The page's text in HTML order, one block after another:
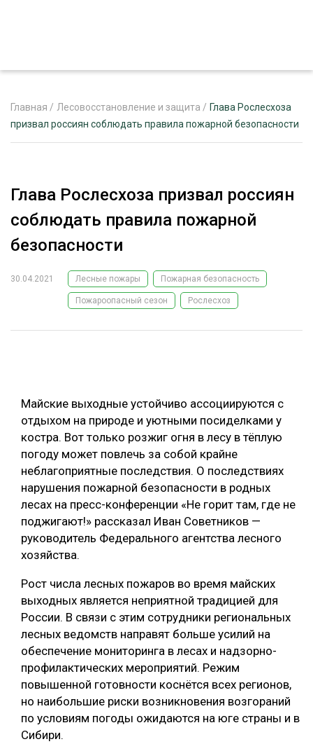
РЕКЛАМОДАТЕЛЯМ
ЛЕСНОЕ ХОЗЯЙСТВО
ЛЕСОЗАГОТОВКА
ОБРАБОТКА ДРЕВЕСИНЫ
ЛЕСОВОССТАНОВЛЕНИЕ И ЗАЩИТА
ЛОГИСТИКА
ПРОИЗВОДСТВО ДРЕВЕСНЫХ ПЛИТ
ЦБП
КОМПЛЕКСНАЯ ПЕРЕРАБОТКА
ЛЕСОПИЛЕНИЕ
БЕЗОПАСНОЕ ПРОИЗВОДСТВО
СОРТИРОВКА ДРЕВЕСИНЫ
СУШКА ДРЕВЕСИНЫ
МЕБЕЛЬНОЕ ПРОИЗВОДСТВО
ТЕМАТИЧЕСКИЕ ПРОЕКТЫ
ЭКСПЕРТНОЕ МНЕНИЕ
Главная / Лесовосстановление и защита / Глава Рослесхоза
призвал россиян соблюдать правила пожарной безопасности
Глава Рослесхоза призвал россиян
соблюдать правила пожарной
безопасности
30.04.2021 Лесные пожары Пожарная безопасность
Пожароопасный сезон Рослесхоз
Майские выходные устойчиво ассоциируются с
отдыхом на природе и уютными посиделками у
костра. Вот только розжиг огня в лесу в тёплую
погоду может повлечь за собой крайне
неблагоприятные последствия. О последствиях
нарушения пожарной безопасности в родных
лесах на пресс-конференции «Не горит там, где не
поджигают!» рассказал Иван Советников —
руководитель Федерального агентства лесного
хозяйства.
Рост числа лесных пожаров во время майских
выходных является неприятной традицией для
России. В связи с этим сотрудники региональных
лесных ведомств направят больше усилий на
обеспечение мониторинга в лесах и надзорно-
профилактических мероприятий. Режим
повышенной готовности коснётся всех регионов,
но наибольшие риски возникновения возгораний
по условиям погоды ожидаются на юге страны и в
Сибири.